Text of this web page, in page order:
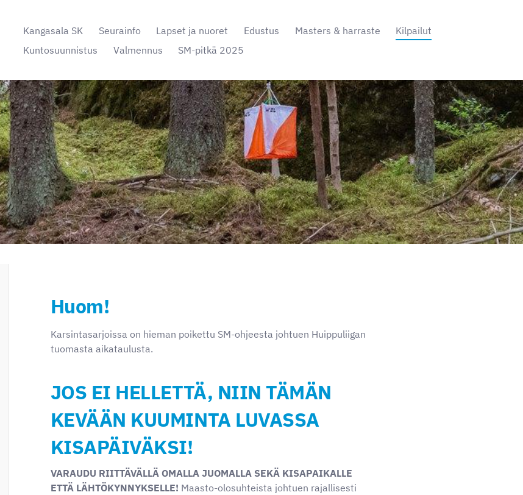
Kangasala SK Seurainfo Lapset ja nuoret Edustus Masters & harraste
Kilpailut
Kuntosuunnistus
Valmennus SM-pitkä 2025
Huom!
Karsintasarjoissa on hieman poikettu SM-ohjeesta johtuen Huippuliigan
tuomasta aikataulusta.
JOS EI HELLETTÄ, NIIN TÄMÄN
KEVÄÄN KUUMINTA LUVASSA
KISAPÄIVÄKSI!
VARAUDU RIITTÄVÄLLÄ OMALLA JUOMALLA SEKÄ KISAPAIKALLE
ETTÄ LÄHTÖKYNNYKSELLE! Maasto-olosuhteista johtuen rajallisesti